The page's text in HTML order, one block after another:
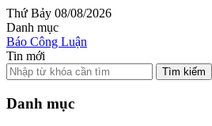
Thứ Bảy 08/08/2026
Danh mục
Báo Công Luận
Tin mới
Tìm kiếm
Danh mục